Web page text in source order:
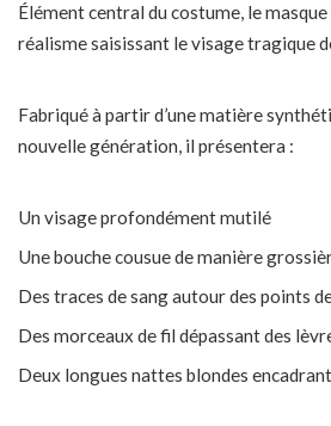
Élément central du costume, le
réalisme saisissant le visage tragique
Fabriqué à partir d’une matière
nouvelle génération, il présentera :
Un visage profondément mutilé
Une bouche cousue de manière
Des traces de sang autour des points
Des morceaux de fil dépassant des
Deux longues nattes blondes